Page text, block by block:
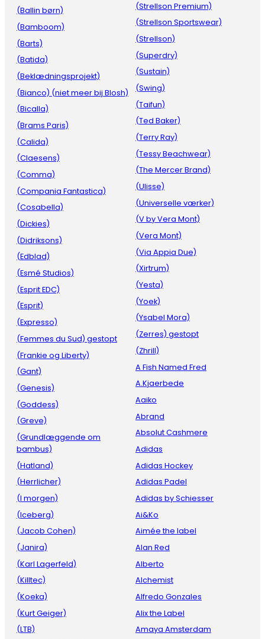
(Ballin børn)
(Bamboom)
(Barts)
(Batida)
(Beklædningsprojekt)
(Bianco) (niet meer bij Blosh)
(Bicalla)
(Brams Paris)
(Calida)
(Claesens)
(Comma)
(Compania Fantastica)
(Cosabella)
(Dickies)
(Didriksons)
(Edblad)
(Esmé Studios)
(Esprit EDC)
(Esprit)
(Expresso)
(Femmes du Sud) gestopt
(Frankie og Liberty)
(Gant)
(Genesis)
(Goddess)
(Greve)
(Grundlæggende om
bambus)
(Hatland)
(Herrlicher)
(I morgen)
(Iceberg)
(Jacob Cohen)
(Janira)
(Karl Lagerfeld)
(Killtec)
(Koeka)
(Kurt Geiger)
(LTB)
(Strellson Premium)
(Strellson Sportswear)
(Strellson)
(Superdry)
(Sustain)
(Swing)
(Taifun)
(Ted Baker)
(Terry Ray)
(Tessy Beachwear)
(The Mercer Brand)
(Ulisse)
(Universelle værker)
(V by Vera Mont)
(Vera Mont)
(Via Appia Due)
(Xirtrum)
(Yesta)
(Yoek)
(Ysabel Mora)
(Zerres) gestopt
(Zhrill)
A Fish Named Fred
A.Kjaerbede
Aaiko
Abrand
Absolut Cashmere
Adidas
Adidas Hockey
Adidas Padel
Adidas by Schiesser
Ai&Ko
Aimée the label
Alan Red
Alberto
Alchemist
Alfredo Gonzales
Alix the Label
Amaya Amsterdam